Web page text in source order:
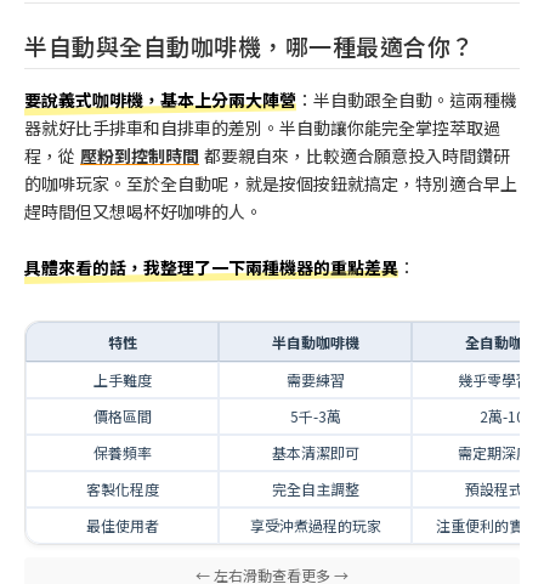
半自動與全自動咖啡機，哪一種最適合你？
要說義式咖啡機，基本上分兩大陣營 ：半自動跟全自動。這兩種機
器就好比手排車和自排車的差別。半自動讓你能完全掌控萃取過
程，從 壓粉到控制時間 都要親自來，比較適合願意投入時間鑽研
的咖啡玩家。至於全自動呢，就是按個按鈕就搞定，特別適合早上
趕時間但又想喝杯好咖啡的人。
具體來看的話，我整理了一下兩種機器的重點差異 ：
特性 半自動咖啡機
全自動咖啡
上手難度
需要練習
幾乎零學習
價格區間
5千-3萬
2萬-10萬
保養頻率
基本清潔即可
需定期深度
客製化程度
完全自主調整
預設程式為
最佳使用者
享受沖煮過程的玩家 注重便利的實用